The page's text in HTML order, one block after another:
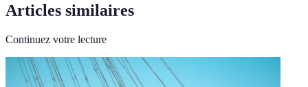
Articles similaires
Continuez votre lecture